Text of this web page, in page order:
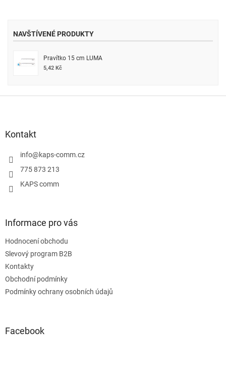
NAVŠTÍVENÉ PRODUKTY
Pravítko 15 cm LUMA
5,42 Kč
Kontakt
info@kaps-comm.cz
775 873 213
KAPS comm
Informace pro vás
Hodnocení obchodu
Slevový program B2B
Kontakty
Obchodní podmínky
Podmínky ochrany osobních údajů
Facebook